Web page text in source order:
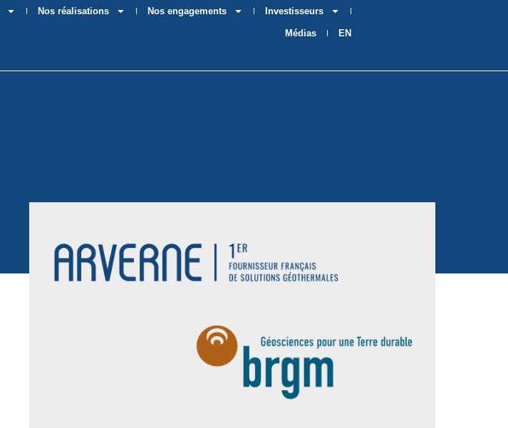
Nos réalisations Nos engagements Investisseurs
Médias EN